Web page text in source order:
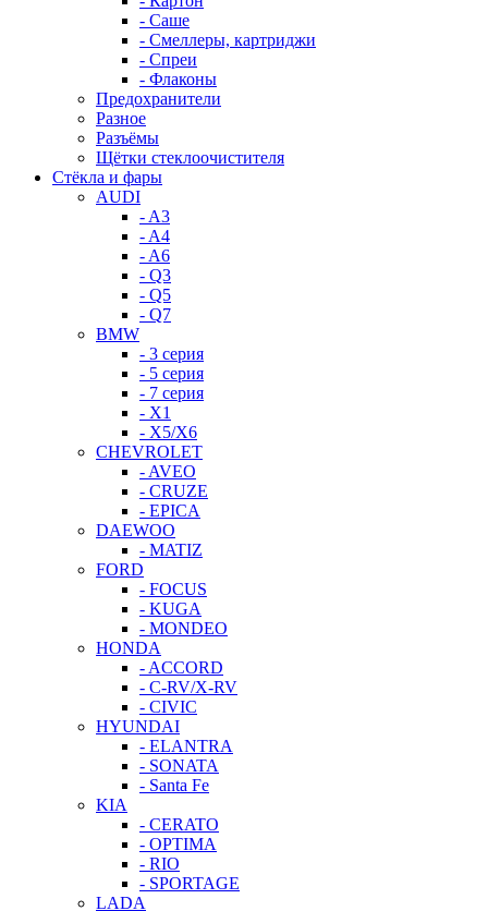
- Саше
- Смеллеры, картриджи
- Спреи
- Флаконы
Предохранители
Разное
Разъёмы
Щётки стеклоочистителя
Стёкла и фары
AUDI
- A3
- A4
- A6
- Q3
- Q5
- Q7
BMW
- 3 серия
- 5 серия
- 7 серия
- X1
- X5/X6
CHEVROLET
- AVEO
- CRUZE
- EPICA
DAEWOO
- MATIZ
FORD
- FOCUS
- KUGA
- MONDEO
HONDA
- ACCORD
- C-RV/X-RV
- CIVIC
HYUNDAI
- ELANTRA
- SONATA
- Santa Fe
KIA
- CERATO
- OPTIMA
- RIO
- SPORTAGE
LADA